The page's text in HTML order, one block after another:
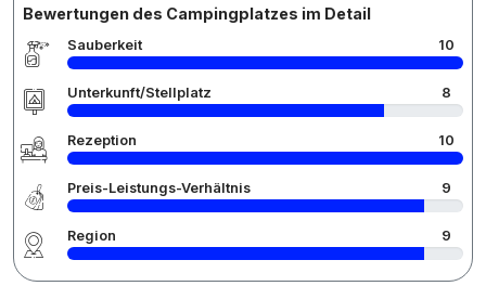
Bewertungen des Campingplatzes im Detail
Sauberkeit 10
Unterkunft/Stellplatz 8
Rezeption 10
Preis-Leistungs-Verhältnis 9
Region 9